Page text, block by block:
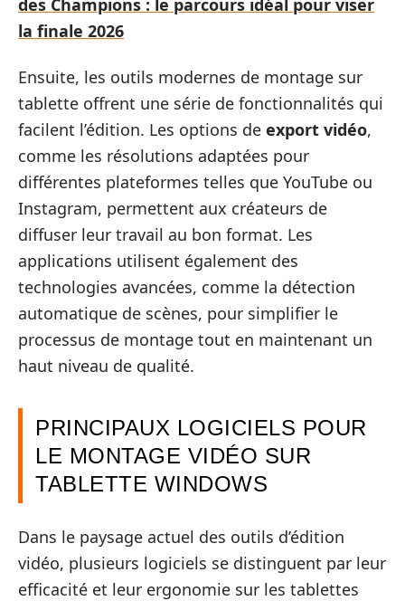
la finale 2026
Ensuite, les outils modernes de montage sur
tablette offrent une série de fonctionnalités qui
facilent l’édition. Les options de export vidéo,
comme les résolutions adaptées pour
différentes plateformes telles que YouTube ou
Instagram, permettent aux créateurs de
diffuser leur travail au bon format. Les
applications utilisent également des
technologies avancées, comme la détection
automatique de scènes, pour simplifier le
processus de montage tout en maintenant un
haut niveau de qualité.
PRINCIPAUX LOGICIELS POUR
LE MONTAGE VIDÉO SUR
TABLETTE WINDOWS
Dans le paysage actuel des outils d’édition
vidéo, plusieurs logiciels se distinguent par leur
efficacité et leur ergonomie sur les tablettes